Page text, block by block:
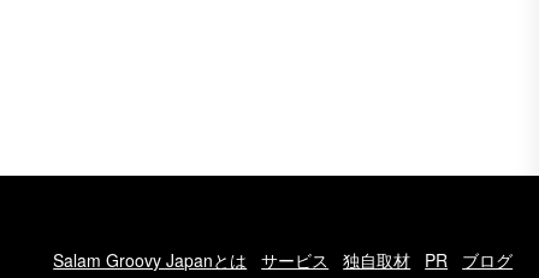
Salam Groovy Japanとは サービス 独自取材 PR ブログ